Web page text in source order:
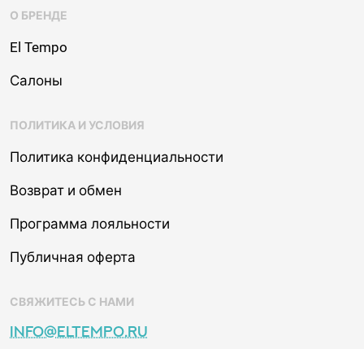
О БРЕНДЕ
El Tempo
Салоны
ПОЛИТИКА И УСЛОВИЯ
Политика конфиденциальности
Возврат и обмен
Программа лояльности
Публичная оферта
СВЯЖИТЕСЬ С НАМИ
info@eltempo.ru